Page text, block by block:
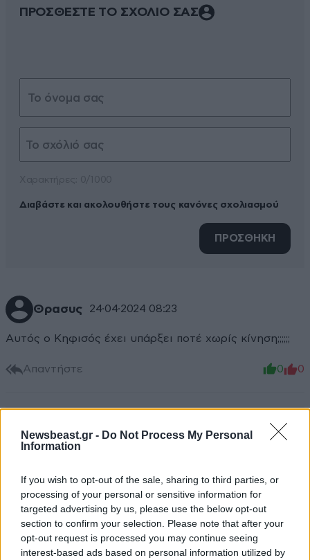
Newsbeast.gr - Do Not Process My Personal
Information
If you wish to opt-out of the sale, sharing to third parties, or
processing of your personal or sensitive information for
targeted advertising by us, please use the below opt-out
section to confirm your selection. Please note that after your
opt-out request is processed you may continue seeing
interest-based ads based on personal information utilized by
ΠΡΟΣΘΕΣΤΕ ΤΟ ΣΧΟΛΙΟ ΣΑΣ
Διαβάστε και ακολουθήστε τους κανόνες σχολιασμού
ΠΡΟΣΘΗΚΗ
Θρασυς 24·04·2024 08:23
Αυτός ο Κηφισός έχει υπάρξει ποτέ χωρίς κίνηση;;;;;;
Απαντήστε 0 0